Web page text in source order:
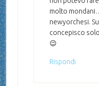
molto
newyorchesi.
concepisco
😉
Rispondi